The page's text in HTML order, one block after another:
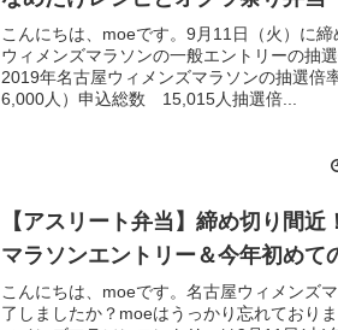
こんにちは、moeです。9月11日（火）に
ウィメンズマラソンの一般エントリーの抽
2019年名古屋ウィメンズマラソンの抽選倍
6,000人）申込総数 15,015人抽選倍...
【アスリート弁当】締め切り間
マラソンエントリー＆今年初めて
こんにちは、moeです。名古屋ウィメンズ
了しましたか？moeはうっかり忘れており